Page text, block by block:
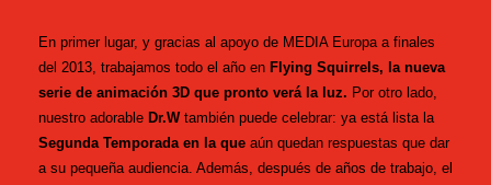
En primer lugar, y gracias al apoyo de MEDIA Europa a finales
del 2013, trabajamos todo el año en Flying Squirrels, la nueva
serie de animación 3D que pronto verá la luz. Por otro lado,
nuestro adorableDr.W también puede celebrar: ya está lista la
Segunda Temporada en la que aún quedan respuestas que dar
a su pequeña audiencia. Además, después de años de trabajo, el